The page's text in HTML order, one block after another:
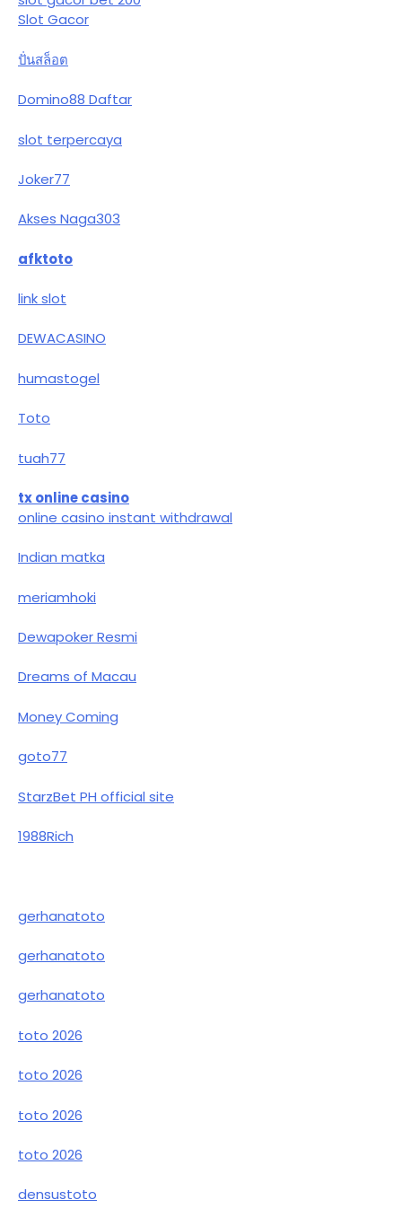
Slot Gacor
ปั่นสล็อต
Domino88 Daftar
slot terpercaya
Joker77
Akses Naga303
afktoto
link slot
DEWACASINO
humastogel
Toto
tuah77
tx online casino
online casino instant withdrawal
Indian matka
meriamhoki
Dewapoker Resmi
Dreams of Macau
Money Coming
goto77
StarzBet PH official site
1988Rich
gerhanatoto
gerhanatoto
gerhanatoto
toto 2026
toto 2026
toto 2026
toto 2026
densustoto